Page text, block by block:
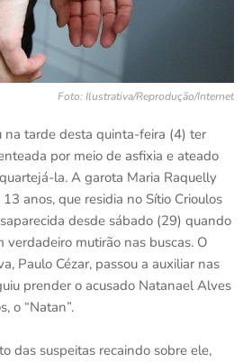
Foto: Ilustrativa/Reprodução/Internet
na tarde desta quinta-feira (4) ter
por meio de asfixia e ateado
la. A garota Maria Raquelly
anos, que residia no Sítio Crioulos
desde sábado (29) quando
verdadeiro mutirão nas buscas. O
Paulo Cézar, passou a auxiliar nas
prender o acusado Natanael Alves
o “Natan”.
das suspeitas recaindo sobre ele,